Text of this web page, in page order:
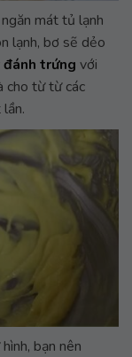
mát tủ lạnh
lạnh, bơ sẽ dẻo
trứng với
cho từ từ các
bạn nên